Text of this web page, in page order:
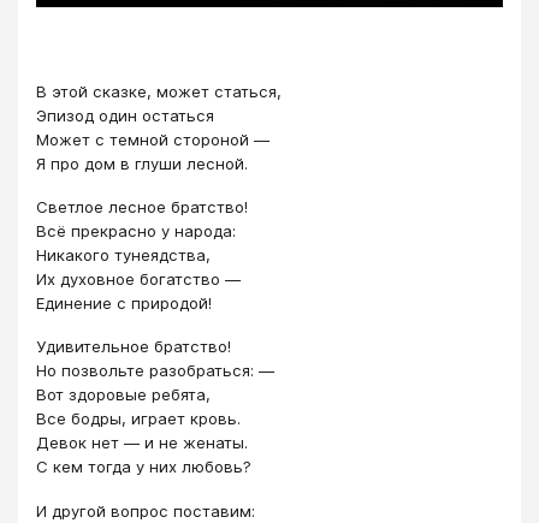
В этой сказке, может статься,
Эпизод один остаться
Может с темной стороной —
Я про дом в глуши лесной.
Светлое лесное братство!
Всё прекрасно у народа:
Никакого тунеядства,
Их духовное богатство —
Единение с природой!
Удивительное братство!
Но позвольте разобраться: —
Вот здоровые ребята,
Все бодры, играет кровь.
Девок нет — и не женаты.
С кем тогда у них любовь?
И другой вопрос поставим: